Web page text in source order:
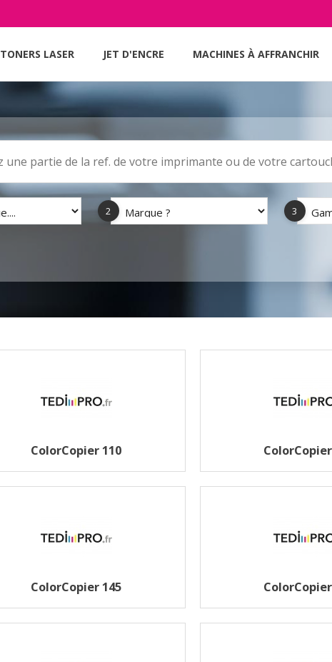
TONERS LASER JET D'ENCRE MACHINES À AFFRANCHIR
2 3
ColorCopier 110
ColorCopier 145